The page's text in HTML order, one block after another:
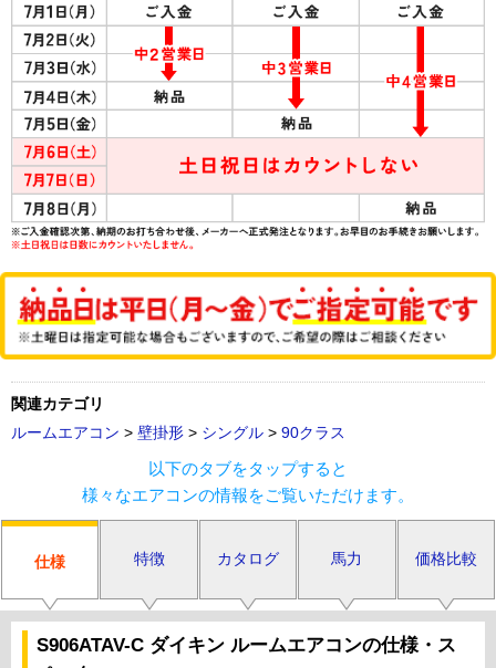
関連カテゴリ
ルームエアコン > 壁掛形 > シングル > 90クラス
以下のタブをタップすると
様々なエアコンの情報をご覧いただけます。
仕様 特徴 カタログ 馬力 価格比較
S906ATAV-C ダイキン ルームエアコンの仕様・ス